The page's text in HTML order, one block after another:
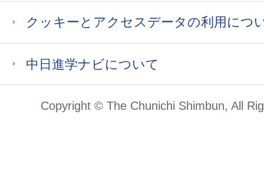
クッキーとアクセスデータの利用につ
中日進学ナビについて
Copyright © The Chunichi Shimbun, All